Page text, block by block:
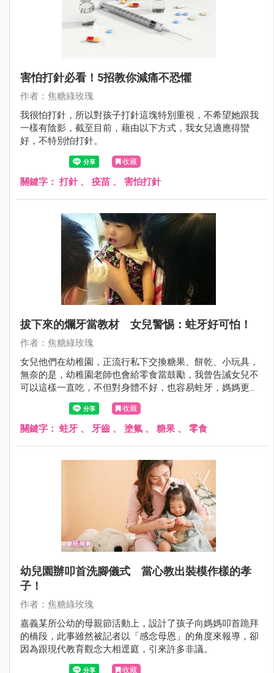
害怕打針必看！5招教你減痛不恐懼
作者：焦糖綠玫瑰
我很怕打針，所以對孩子打針這塊特別重視，不希望她跟我
一樣有陰影，截至目前，藉由以下方式，我女兒適應得蠻
好，不特別怕打針。
收藏
關鍵字： 打針 、 疫苗 、 害怕打針
拔下來的爛牙當教材 女兒警惕：蛀牙好可怕！
作者：焦糖綠玫瑰
女兒他們在幼稚園，正流行私下交換糖果、餅乾、小玩具，
無奈的是，幼稚園老師也會給零食當鼓勵，我曾告誡女兒不
可以這樣一直吃，不但對身體不好，也容易蛀牙，媽媽更怕
是陌生人刻意給的有毒食物，但她仍禁不起誘惑，常常從口
袋掏出來路不明的小零嘴。收藏
關鍵字： 蛀牙 、 牙齒 、 塗氟 、 糖果 、 零食
幼兒園辦叩首洗腳儀式 當心教出裝模作樣的孝
子！
作者：焦糖綠玫瑰
嘉義某所公幼的母親節活動上，設計了孩子向媽媽叩首跪拜
的橋段，此事雖然被記者以「感念母恩」的角度來報導，卻
因為跟現代教育觀念大相逕庭，引來許多非議。
收藏